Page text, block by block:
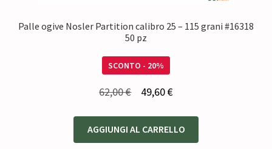
Palle ogive Nosler Partition calibro 25 – 115 grani #16318
50 pz
SCONTO - 20%
62,00€
originale
era:
49,60€Il
attuale
è:
AGGIUNGI AL CARRELLO